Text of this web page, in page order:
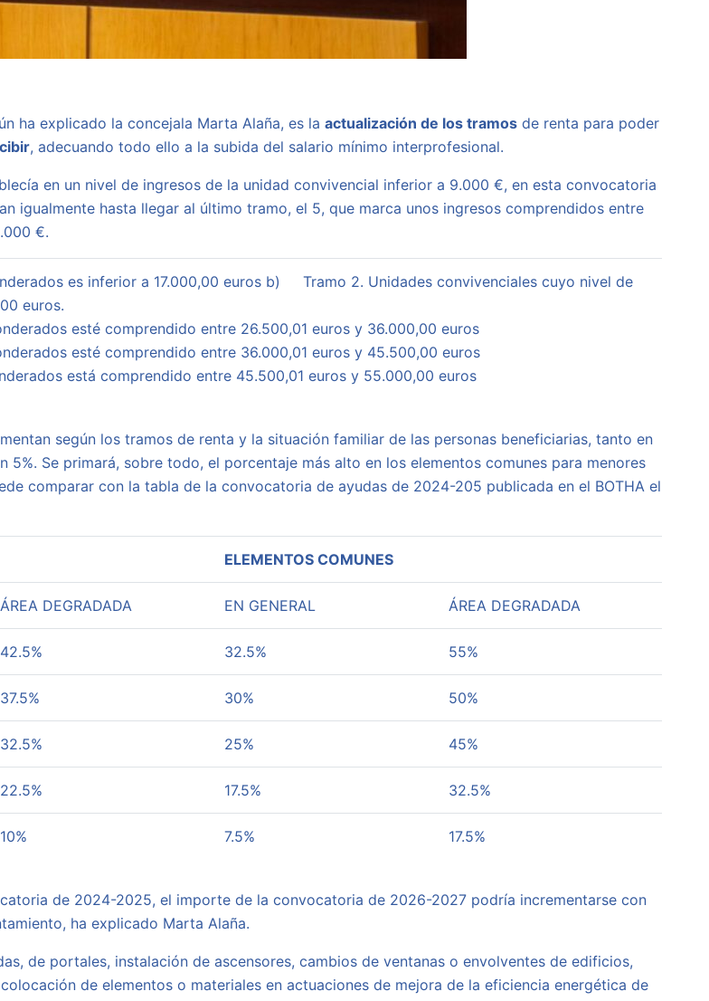
ha explicado la concejala Marta Alaña, es la actualización de los tramos de renta para poder
, adecuando todo ello a la subida del salario mínimo interprofesional.
en un nivel de ingresos de la unidad convivencial inferior a 9.000 €, en esta convocatoria
igualmente hasta llegar al último tramo, el 5, que marca unos ingresos comprendidos entre
€.
es inferior a 17.000,00 euros b) Tramo 2. Unidades convivenciales cuyo nivel de
euros.
esté comprendido entre 26.500,01 euros y 36.000,00 euros
esté comprendido entre 36.000,01 euros y 45.500,00 euros
está comprendido entre 45.500,01 euros y 55.000,00 euros
según los tramos de renta y la situación familiar de las personas beneficiarias, tanto en
Se primará, sobre todo, el porcentaje más alto en los elementos comunes para menores
comparar con la tabla de la convocatoria de ayudas de 2024-205 publicada en el BOTHA el
ELEMENTOS COMUNES
ÁREA DEGRADADA EN GENERAL ÁREA DEGRADADA
42.5% 32.5% 55%
37.5% 30% 50%
32.5% 25% 45%
22.5% 17.5% 32.5%
10% 7.5% 17.5%
de 2024-2025, el importe de la convocatoria de 2026-2027 podría incrementarse con
ha explicado Marta Alaña.
de portales, instalación de ascensores, cambios de ventanas o envolventes de edificios,
de elementos o materiales en actuaciones de mejora de la eficiencia energética de